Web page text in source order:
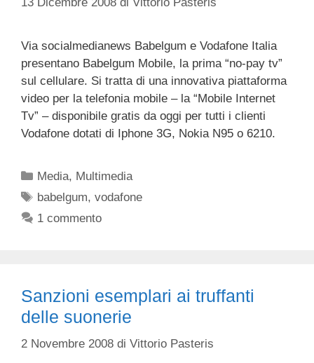
Via socialmedianews Babelgum e Vodafone Italia
presentano Babelgum Mobile, la prima “no-pay tv”
sul cellulare. Si tratta di una innovativa piattaforma
video per la telefonia mobile – la “Mobile Internet
Tv” – disponibile gratis da oggi per tutti i clienti
Vodafone dotati di Iphone 3G, Nokia N95 o 6210.
Categorie
Media, Multimedia
Tag
babelgum,vodafone
1 commento
Sanzioni esemplari ai truffanti
delle suonerie
2 Novembre 2008 di Vittorio Pasteris